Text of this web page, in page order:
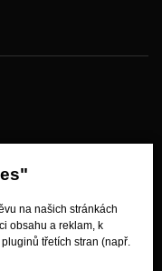
na našich stránkách
obsahu a reklam, k
třetích stran (např.